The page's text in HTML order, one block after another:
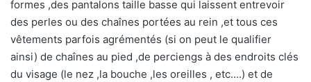
formes ,des pantalons taille basse qui laissent entrevoir
des perles ou des chaînes portées au rein ,et tous ces
vêtements parfois agrémentés (si on peut le qualifier
ainsi) de chaînes au pied ,de perciengs à des endroits clés
du visage (le nez ,la bouche ,les oreilles , etc….) et de